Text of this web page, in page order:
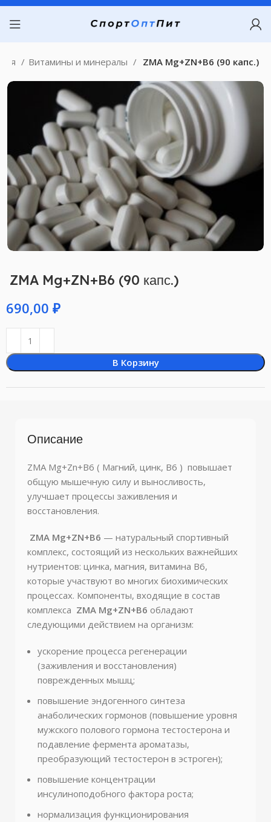
Витамины и минералы ZMA Mg+ZN+B6 (90 капс.)
ZMA Mg+ZN+B6 (90 капс.)
₽
В Корзину
Описание
ZMA Mg+Zn+B6 ( Магний, цинк, В6 ) повышает
общую мышечную силу и выносливость,
улучшает процессы заживления и
восстановления.
ZMA Mg+ZN+B6 — натуральный спортивный
комплекс, состоящий из нескольких важнейших
нутриентов: цинка, магния, витамина В6,
которые участвуют во многих биохимических
процессах. Компоненты, входящие в состав
комплекса ZMA Mg+ZN+B6 обладают
следующими действием на организм:
ускорение процесса регенерации
(заживления и восстановления)
поврежденных мышц;
повышение эндогенного синтеза
анаболических гормонов (повышение уровня
мужского полового гормона тестостерона и
подавление фермента ароматазы,
преобразующий тестостерон в эстроген);
повышение концентрации
инсулиноподобного фактора роста;
нормализация функционирования